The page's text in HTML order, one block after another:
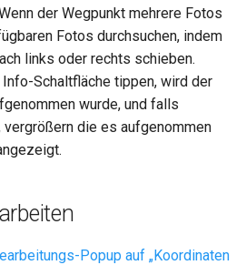
der Wegpunkt mehrere Fotos
Fotos durchsuchen, indem
links oder rechts schieben.
Schaltfläche tippen, wird der
wurde, und falls
vergrößern die es aufgenommen
Popup auf „Koordinaten